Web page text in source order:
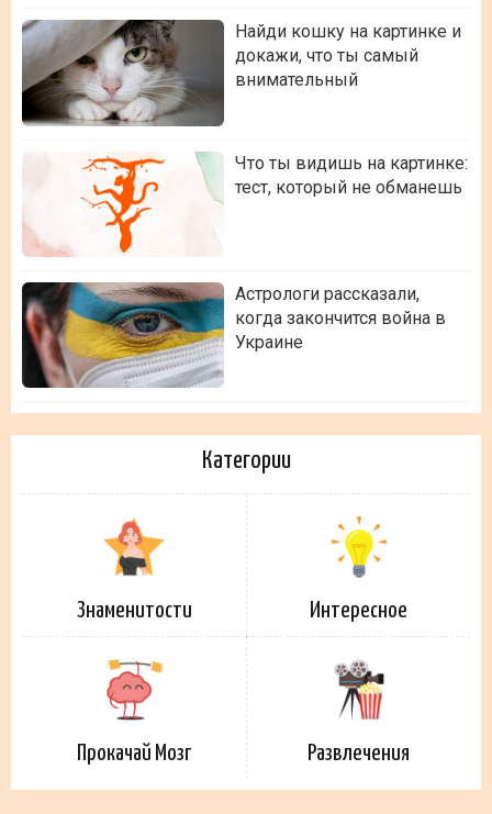
Найди кошку на картинке и
докажи, что ты самый
внимательный
Что ты видишь на картинке:
тест, который не обманешь
Астрологи рассказали,
когда закончится война в
Украине
Категории
Знаменитости Интересное
Прокачай Мозг Развлечения